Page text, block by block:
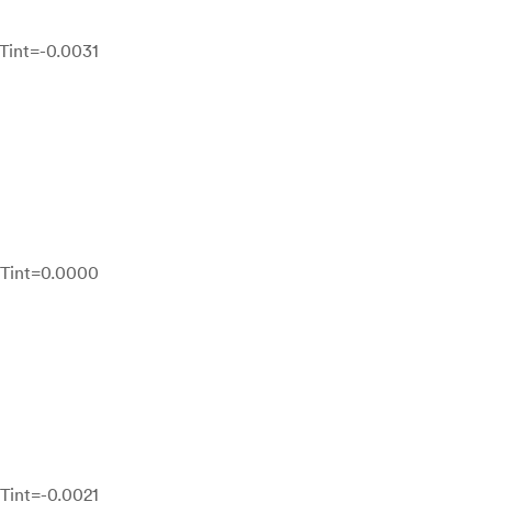
0.0031
Tint=0.0000
0.0021